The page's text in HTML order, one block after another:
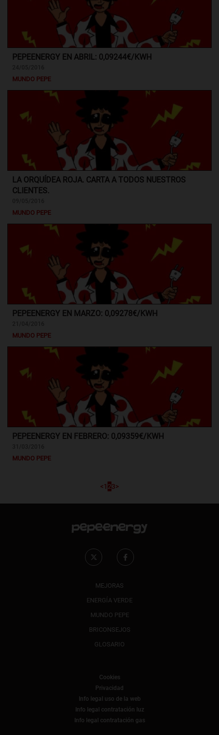
PEPEENERGY EN ABRIL: 0,09244€/KWH
MUNDO PEPE
LA ORQUÍDEA ROJA. CARTA A TODOS NUESTROS
CLIENTES.
MUNDO PEPE
PEPEENERGY EN MARZO: 0,09278€/KWH
MUNDO PEPE
PEPEENERGY EN FEBRERO: 0,09359€/KWH
MUNDO PEPE
<1 23>
MEJORAS
ENERGÍA VERDE
MUNDO PEPE
BRICONSEJOS
GLOSARIO
Cookies
Privacidad
Info legal uso de la web
Info legal contratación luz
Info legal contratación gas